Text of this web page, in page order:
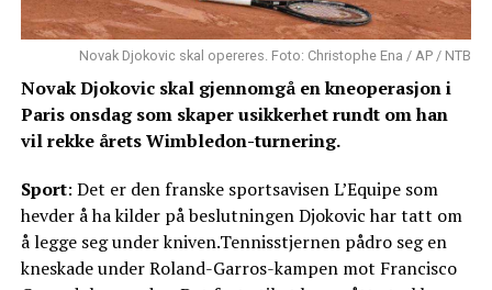
Novak Djokovic skal opereres. Foto: Christophe Ena / AP / NTB
Novak Djokovic skal gjennomgå en kneoperasjon i
Paris onsdag som skaper usikkerhet rundt om han
vil rekke årets Wimbledon-turnering.
Sport: Det er den franske sportsavisen L’Equipe som
hevder å ha kilder på beslutningen Djokovic har tatt om
å legge seg under kniven.Tennisstjernen pådro seg en
kneskade under Roland-Garros-kampen mot Francisco